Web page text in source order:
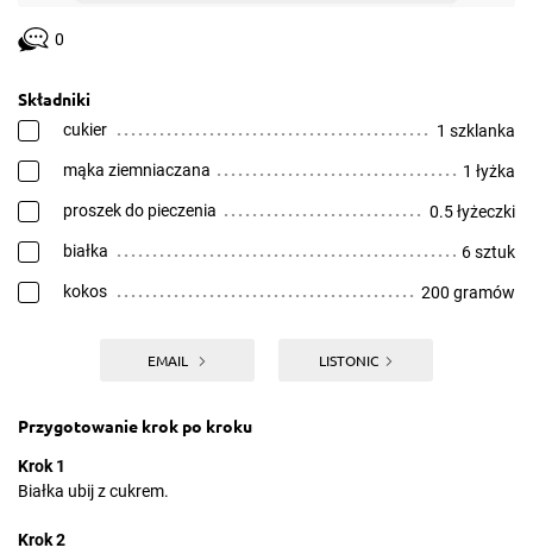
0
Składniki
cukier 1 szklanka
mąka ziemniaczana 1 łyżka
proszek do pieczenia 0.5 łyżeczki
białka 6 sztuk
kokos 200 gramów
EMAIL LISTONIC
Przygotowanie krok po kroku
Krok 1
Białka ubij z cukrem.
Krok 2